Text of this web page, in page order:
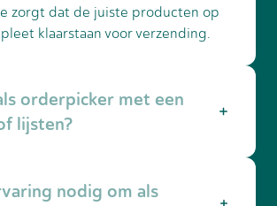
zorgt dat de juiste producten op
klaarstaan voor verzending.
orderpicker met een
lijsten?
je precies welke producten je
nodig om als